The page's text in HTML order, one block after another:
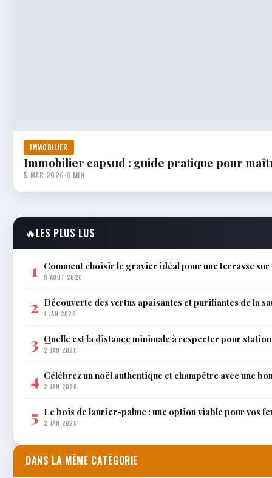
IMMOBILIER
Immobilier capsud : guide pratique pour
5 MAR 2026·8 MIN
🔥LES PLUS LUS
1 Comment choisir le gravier idéal pour une terrasse sur
8 AOÛT 2026
2 Découverte des vertus apaisantes et purifiantes de la
1 JAN 2026
3 Quelle est la distance minimale à respecter pour
2 JAN 2026
4 Célébrez un noël authentique et champêtre avec une
2 JAN 2026
5 Le bois de laurier-palme : une option viable pour vos
2 JAN 2026
DANS LA MÊME CATÉGORIE